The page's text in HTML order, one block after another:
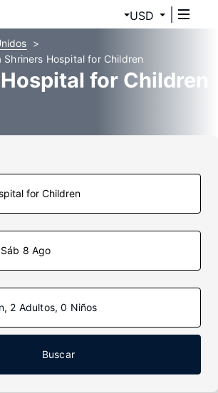
USD
Shriners Hospital for Children
for Children
8 Ago
2 Adultos, 0 Niños
Buscar